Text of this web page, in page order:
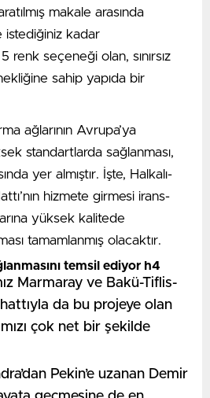
makale arasında
istediğiniz kadar
seçeneği olan, sınırsız
sahip yapıda bir
ağlarının Avrupa’ya
standartlarda sağlanması,
yer almıştır. İşte, Halkalı-
hizmete girmesi irans-
yüksek kalitede
tamamlanmış olacaktır.
temsil ediyor h4
Marmaray ve Bakü-Tiflis-
da bu projeye olan
çok net bir şekilde
Pekin’e uzanan Demir